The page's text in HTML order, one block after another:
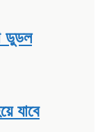
ডুডল
যাবে